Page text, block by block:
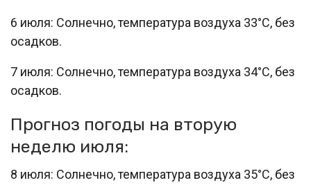
6 июля: Солнечно, температура воздуха 33°C, без
осадков.
7 июля: Солнечно, температура воздуха 34°C, без
осадков.
Прогноз погоды на вторую
неделю июля:
8 июля: Солнечно, температура воздуха 35°C, без